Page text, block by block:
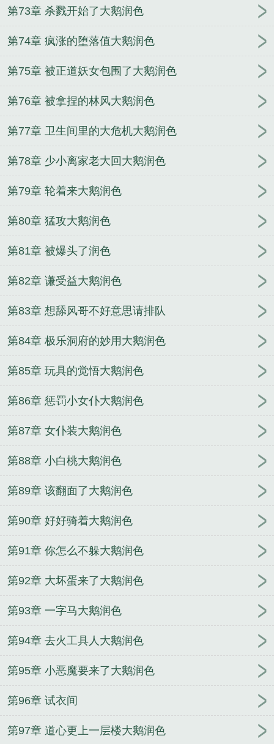
第73章 杀戮开始了大鹅润色
第74章 疯涨的堕落值大鹅润色
第75章 被正道妖女包围了大鹅润色
第76章 被拿捏的林风大鹅润色
第77章 卫生间里的大危机大鹅润色
第78章 少小离家老大回大鹅润色
第79章 轮着来大鹅润色
第80章 猛攻大鹅润色
第81章 被爆头了润色
第82章 谦受益大鹅润色
第83章 想舔风哥不好意思请排队
第84章 极乐洞府的妙用大鹅润色
第85章 玩具的觉悟大鹅润色
第86章 惩罚小女仆大鹅润色
第87章 女仆装大鹅润色
第88章 小白桃大鹅润色
第89章 该翻面了大鹅润色
第90章 好好骑着大鹅润色
第91章 你怎么不躲大鹅润色
第92章 大坏蛋来了大鹅润色
第93章 一字马大鹅润色
第94章 去火工具人大鹅润色
第95章 小恶魔要来了大鹅润色
第96章 试衣间
第97章 道心更上一层楼大鹅润色